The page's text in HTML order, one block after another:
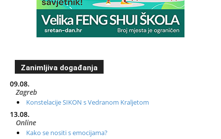
Zanimljiva događanja
09.08.
Zagreb
Konstelacije SIKON s Vedranom Kraljetom
13.08.
Online
Kako se nositi s emocijama?